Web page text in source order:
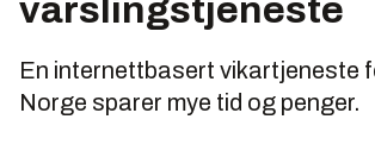
varslingstjeneste
En internettbasert vikartjeneste
Norge sparer mye tid og penger.